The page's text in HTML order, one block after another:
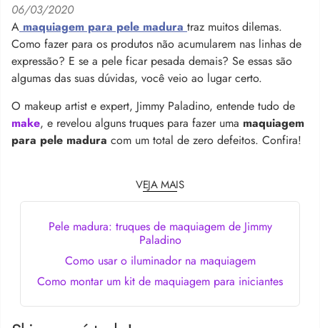
06/03/2020
A maquiagem para pele madura traz muitos dilemas.
Como fazer para os produtos não acumularem nas linhas de
expressão? E se a pele ficar pesada demais? Se essas são
algumas das suas dúvidas, você veio ao lugar certo.
O makeup artist e expert, Jimmy Paladino, entende tudo de
make, e revelou alguns truques para fazer uma maquiagem
para pele madura com um total de zero defeitos. Confira!
VEJA MAIS
Pele madura: truques de maquiagem de Jimmy
Paladino
Como usar o iluminador na maquiagem
Como montar um kit de maquiagem para iniciantes